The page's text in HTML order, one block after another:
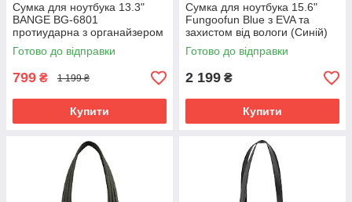
Сумка для ноутбука 13.3"
BANGE BG-6801
протиударна з органайзером
та захистом від вологи
(Чорний)
Готово до відправки
799 ₴ 1 199 ₴
Купити
Сумка для ноутбука 15.6"
Fungoofun Blue з EVA та
захистом від вологи (Синій)
Готово до відправки
2 199 ₴
Купити